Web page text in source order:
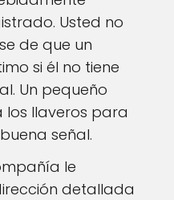
Usted no
de que un
si él no tiene
Un pequeño
los llaveros para
señal.
le
detallada